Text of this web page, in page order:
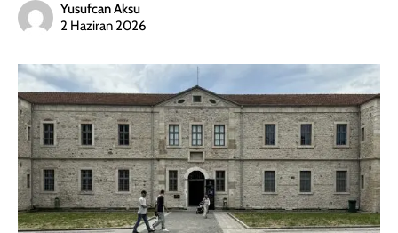
Yusufcan Aksu
2 Haziran 2026